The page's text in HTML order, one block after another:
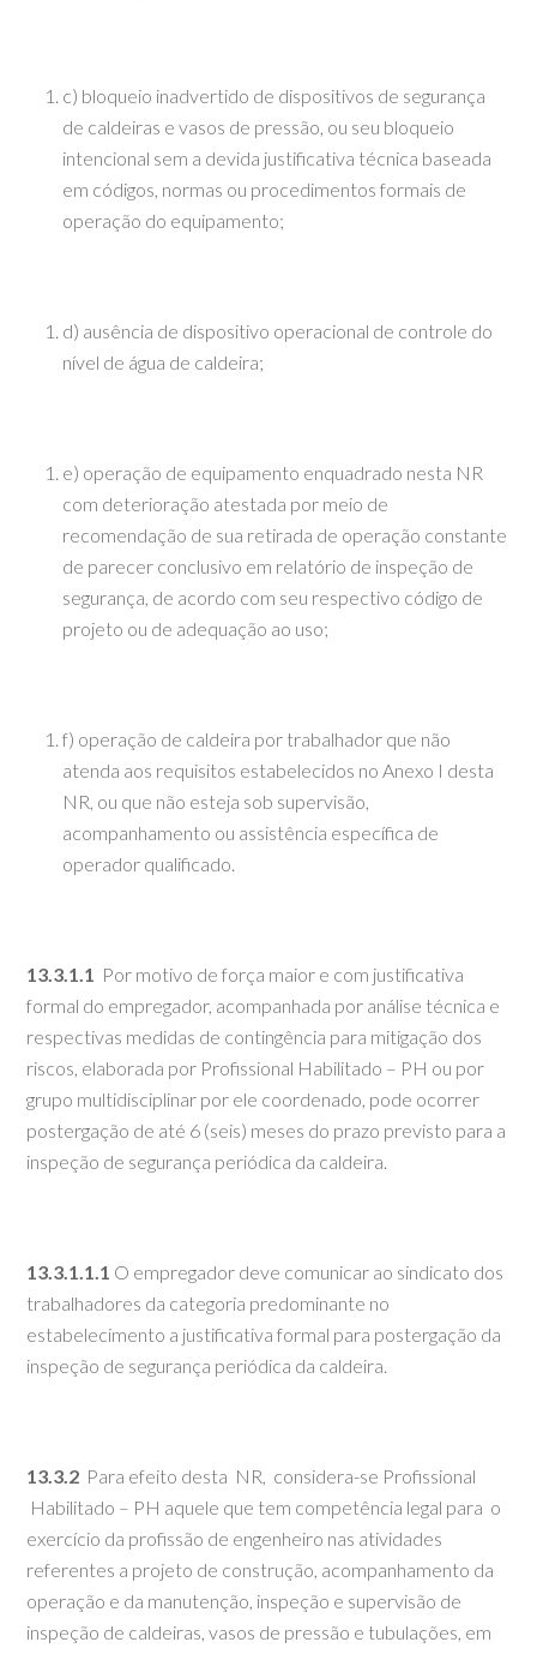
c) bloqueio inadvertido de dispositivos de segurança
de caldeiras e vasos de pressão, ou seu bloqueio
intencional sem a devida justificativa técnica baseada
em códigos, normas ou procedimentos formais de
operação do equipamento;
d) ausência de dispositivo operacional de controle do
nível de água de caldeira;
e) operação de equipamento enquadrado nesta NR
com deterioração atestada por meio de
recomendação de sua retirada de operação constante
de parecer conclusivo em relatório de inspeção de
segurança, de acordo com seu respectivo código de
projeto ou de adequação ao uso;
f) operação de caldeira por trabalhador que não
atenda aos requisitos estabelecidos no Anexo I desta
NR, ou que não esteja sob supervisão,
acompanhamento ou assistência específica de
operador qualificado.
13.3.1.1 Por motivo de força maior e com justificativa
formal do empregador, acompanhada por análise técnica e
respectivas medidas de contingência para mitigação dos
riscos, elaborada por Profissional Habilitado – PH ou por
grupo multidisciplinar por ele coordenado, pode ocorrer
postergação de até 6 (seis) meses do prazo previsto para a
inspeção de segurança periódica da caldeira.
13.3.1.1.1 O empregador deve comunicar ao sindicato dos
trabalhadores da categoria predominante no
estabelecimento a justificativa formal para postergação da
inspeção de segurança periódica da caldeira.
13.3.2 Para efeito desta NR, considera-se Profissional
Habilitado – PH aquele que tem competência legal para o
exercício da profissão de engenheiro nas atividades
referentes a projeto de construção, acompanhamento da
operação e da manutenção, inspeção e supervisão de
inspeção de caldeiras, vasos de pressão e tubulações, em